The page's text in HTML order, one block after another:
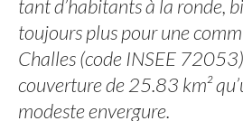
tant d’habitants à la ronde,
toujours plus pour une
Challes (code INSEE
couverture de 25.83 km²
modeste envergure.